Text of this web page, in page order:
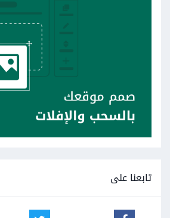
تابعنا على